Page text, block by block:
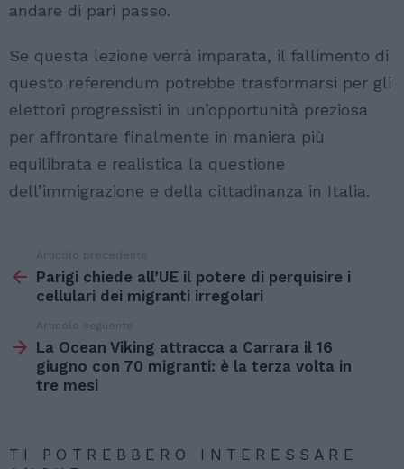
andare di pari passo.
Se questa lezione verrà imparata, il fallimento di
questo referendum potrebbe trasformarsi per gli
elettori progressisti in un’opportunità preziosa
per affrontare finalmente in maniera più
equilibrata e realistica la questione
dell’immigrazione e della cittadinanza in Italia.
di
Articolo precedente
Parigi chiede all’UE il potere di perquisire i
cellulari dei migranti irregolari
Articolo seguente
La Ocean Viking attracca a Carrara il 16
giugno con 70 migranti: è la terza volta in
tre mesi
TI POTREBBERO INTERESSARE